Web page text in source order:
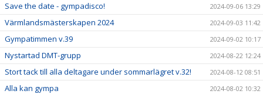
Save the date - gympadisco! 2024-09-06 13:29
Värmlandsmästerskapen 2024 2024-09-03 11:42
Gympatimmen v.39 2024-09-02 10:17
Nystartad DMT-grupp 2024-08-22 12:24
Stort tack till alla deltagare under sommarlägret v.32! 2024-08-12 08:51
Alla kan gympa 2024-08-02 10:32